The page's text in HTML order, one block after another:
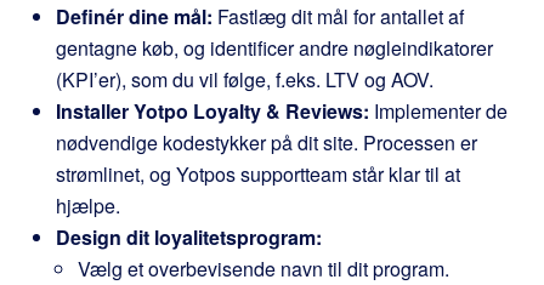
Definér dine mål: Fastlæg dit mål for antallet af
gentagne køb, og identificer andre nøgleindikatorer
(KPI’er), som du vil følge, f.eks. LTV og AOV.
Installer Yotpo Loyalty & Reviews: Implementer de
nødvendige kodestykker på dit site. Processen er
strømlinet, og Yotpos supportteam står klar til at
hjælpe.
Design dit loyalitetsprogram:
Vælg et overbevisende navn til dit program.